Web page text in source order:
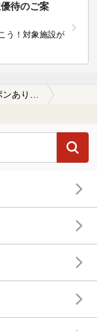
待のご案
う！対象施設が
【クーポンあり】一人旅におすすめの奥町駅近くの温泉、日帰り温泉、スーパー銭湯おすすめ